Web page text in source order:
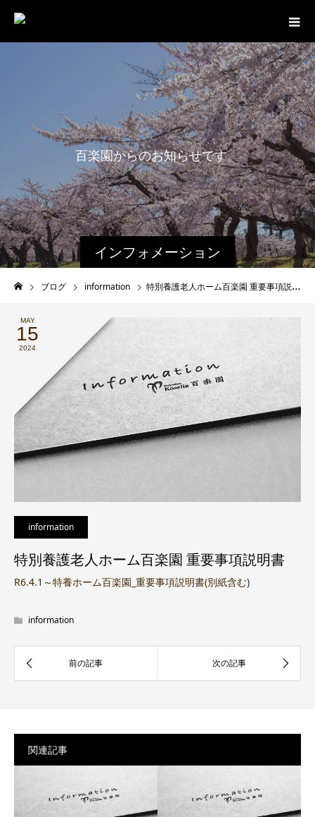
インフォメーション
百楽園からのお知らせです。
ブログ information 特別養護老人ホーム百楽園 重要事項説明書
MAY
15
2024
information
特別養護老人ホーム百楽園 重要事項説明書
R6.4.1～特養ホーム百楽園_重要事項説明書(別紙含む)
information
関連記事